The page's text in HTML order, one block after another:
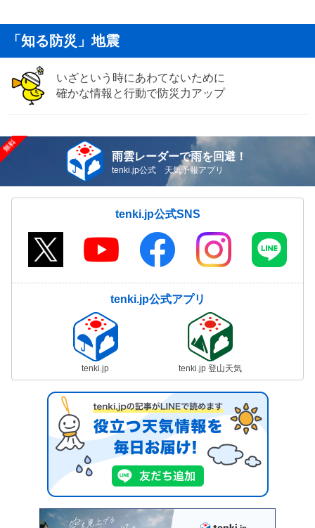
「知る防災」地震
いざという時にあわてないために
確かな情報と行動で防災力アップ
雨雲レーダーで雨を回避！
tenki.jp公式 天気予報アプリ
tenki.jp公式SNS
tenki.jp公式アプリ
tenki.jp tenki.jp 登山天気